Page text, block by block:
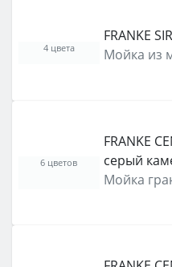
FRANKE
Мойка из
4 цвета
FRANKE
серый
Мойка
6 цветов